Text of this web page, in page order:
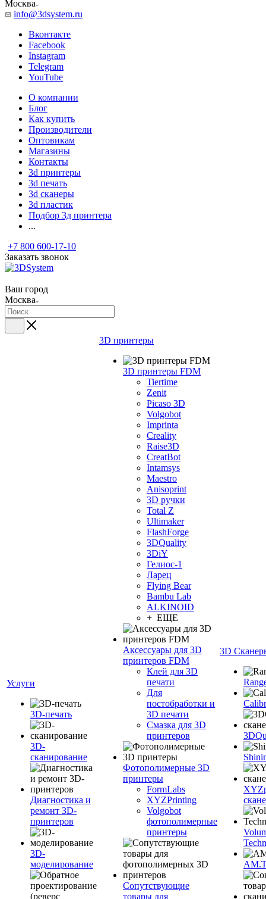
Москва
info@3dsystem.ru
Вконтакте
Facebook
Instagram
Telegram
YouTube
О компании
Блог
Как купить
Производители
Оптовикам
Магазины
Контакты
3d принтеры
3d печать
3d сканеры
3d пластик
Подбор 3д принтера
...
+7 800 600-17-10
Заказать звонок
Ваш город
Москва
Услуги
3D-печать
3D-
сканирование
Диагностика и
ремонт 3D-
принтеров
3D-
моделирование
3D принтеры
3D принтеры FDM
Tiertime
Zenit
Picaso 3D
Volgobot
Imprinta
Creality
Raise3D
CreatBot
Intamsys
Maestro
Anisoprint
3D ручки
Total Z
Ultimaker
FlashForge
3DQuality
3DiY
Гелиос-1
Ларец
Flying Bear
Bambu Lab
ALKINOID
+ ЕЩЕ
Аксессуары для 3D
принтеров FDM
Клей для 3D
печати
Для
постобработки и
3D печати
Смазка для 3D
принтеров
Фотополимерные 3D
принтеры
FormLabs
XYZPrinting
Volgobot
фотополимерные
принтеры
Сопутствующие
товары для
3D